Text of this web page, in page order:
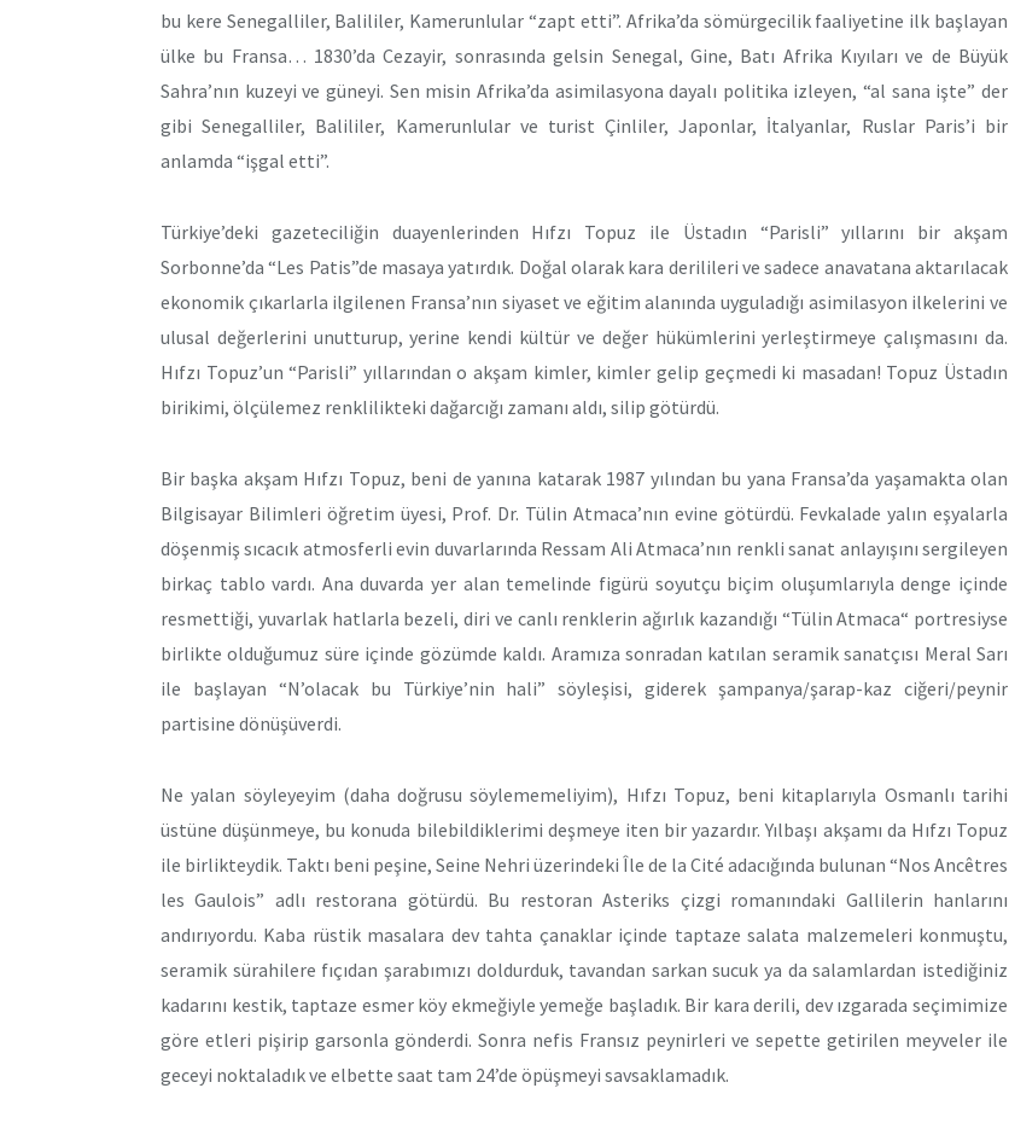
bu kere Senegalliler, Balililer, Kamerunlular “zapt etti”. Afrika’da sömürgecilik faaliyetine ilk başlayan
ülke bu Fransa… 1830’da Cezayir, sonrasında gelsin Senegal, Gine, Batı Afrika Kıyıları ve de Büyük
Sahra’nın kuzeyi ve güneyi. Sen misin Afrika’da asimilasyona dayalı politika izleyen, “al sana işte” der
gibi Senegalliler, Balililer, Kamerunlular ve turist Çinliler, Japonlar, İtalyanlar, Ruslar Paris’i bir
anlamda “işgal etti”.
Türkiye’deki gazeteciliğin duayenlerinden Hıfzı Topuz ile Üstadın “Parisli” yıllarını bir akşam
Sorbonne’da “Les Patis”de masaya yatırdık. Doğal olarak kara derilileri ve sadece anavatana aktarılacak
ekonomik çıkarlarla ilgilenen Fransa’nın siyaset ve eğitim alanında uyguladığı asimilasyon ilkelerini ve
ulusal değerlerini unutturup, yerine kendi kültür ve değer hükümlerini yerleştirmeye çalışmasını da.
Hıfzı Topuz’un “Parisli” yıllarından o akşam kimler, kimler gelip geçmedi ki masadan! Topuz Üstadın
birikimi, ölçülemez renklilikteki dağarcığı zamanı aldı, silip götürdü.
Bir başka akşam Hıfzı Topuz, beni de yanına katarak 1987 yılından bu yana Fransa’da yaşamakta olan
Bilgisayar Bilimleri öğretim üyesi, Prof. Dr. Tülin Atmaca’nın evine götürdü. Fevkalade yalın eşyalarla
döşenmiş sıcacık atmosferli evin duvarlarında Ressam Ali Atmaca’nın renkli sanat anlayışını sergileyen
birkaç tablo vardı. Ana duvarda yer alan temelinde figürü soyutçu biçim oluşumlarıyla denge içinde
resmettiği, yuvarlak hatlarla bezeli, diri ve canlı renklerin ağırlık kazandığı “Tülin Atmaca“ portresiyse
birlikte olduğumuz süre içinde gözümde kaldı. Aramıza sonradan katılan seramik sanatçısı Meral Sarı
ile başlayan “N’olacak bu Türkiye’nin hali” söyleşisi, giderek şampanya/şarap-kaz ciğeri/peynir
partisine dönüşüverdi.
Ne yalan söyleyeyim (daha doğrusu söylememeliyim), Hıfzı Topuz, beni kitaplarıyla Osmanlı tarihi
üstüne düşünmeye, bu konuda bilebildiklerimi deşmeye iten bir yazardır. Yılbaşı akşamı da Hıfzı Topuz
ile birlikteydik. Taktı beni peşine, Seine Nehri üzerindeki Île de la Cité adacığında bulunan “Nos Ancêtres
les Gaulois” adlı restorana götürdü. Bu restoran Asteriks çizgi romanındaki Gallilerin hanlarını
andırıyordu. Kaba rüstik masalara dev tahta çanaklar içinde taptaze salata malzemeleri konmuştu,
seramik sürahilere fıçıdan şarabımızı doldurduk, tavandan sarkan sucuk ya da salamlardan istediğiniz
kadarını kestik, taptaze esmer köy ekmeğiyle yemeğe başladık. Bir kara derili, dev ızgarada seçimimize
göre etleri pişirip garsonla gönderdi. Sonra nefis Fransız peynirleri ve sepette getirilen meyveler ile
geceyi noktaladık ve elbette saat tam 24’de öpüşmeyi savsaklamadık.